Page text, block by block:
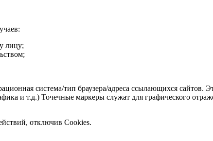
лицу;
система/тип браузера/адреса ссылающихся сайтов.
и т.д.) Точечные маркеры служат для графического
отключив Cookies.